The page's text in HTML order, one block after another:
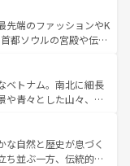
。
、サーフィンやダイ
ア好きにはたまらな
存分に味わいつくそ
部など、都市の喧騒
れる人に新しい発見と
深い台湾の食文化も魅
ラエティ豊かな料理
報は コンテンツ一覧を参
先端のファッションやK
都ソウルの宮殿や伝統
然美を楽しむことが
品のストリートフード
いる。夜には、韓国な
魅力を心ゆくまで味
新着の韓国情報はコンテンツ一
ベトナム。南北に細長
や青々とした山々、世
イの古い町並みやホ
物も、独特の雰囲気を
の豊かさとおいしさで
な自然と歴史が息づく
ち並ぶ一方、伝統的な